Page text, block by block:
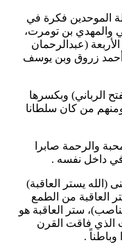
الموحدين فكرة في
والمهدي بن تومرت،
(عبدالرحمان
وأحمد زروق وبن يوسف
الرباني) وبكسرها
ومنهم من كان سلطانا
والرحمة صابرا
في داخل نفسه .
(الله يستر العاقبة)
العاقبة من الطمع
ستر العاقبة هو
الذي فاقت القرن
.